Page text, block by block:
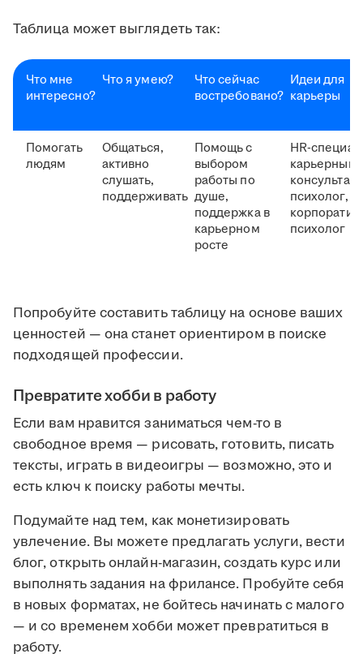
Таблица может выглядеть так:
Что мне
интересно?
Что я умею?
Что сейчас
востребовано?
Идеи для
карьеры
Помогать
людям
Общаться,
активно
слушать,
поддерживать
Помощь с
выбором
работы по
душе,
поддержка в
карьерном
росте
HR-
карьерный
психолог,
психолог
Попробуйте составить таблицу на основе ваших
ценностей — она станет ориентиром в поиске
подходящей профессии.
Превратите хобби в работу
Если вам нравится заниматься чем-то в
свободное время — рисовать, готовить, писать
тексты, играть в видеоигры — возможно, это и
есть ключ к поиску работы мечты.
Подумайте над тем, как монетизировать
увлечение. Вы можете предлагать услуги, вести
блог, открыть онлайн-магазин, создать курс или
выполнять задания на фрилансе. Пробуйте себя
в новых форматах, не бойтесь начинать с малого
— и со временем хобби может превратиться в
работу.